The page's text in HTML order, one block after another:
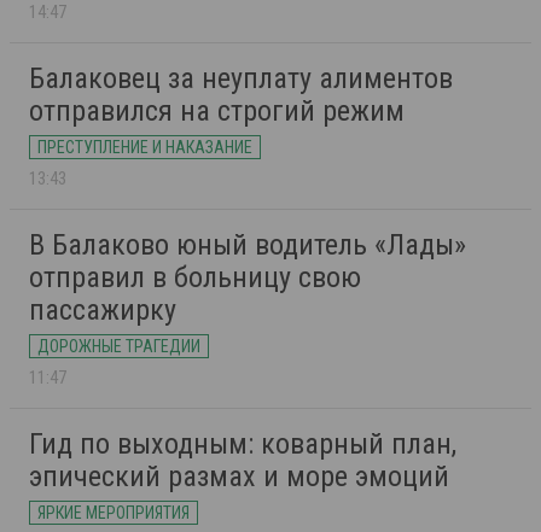
14:47
Балаковец за неуплату алиментов
отправился на строгий режим
ПРЕСТУПЛЕНИЕ И НАКАЗАНИЕ
13:43
В Балаково юный водитель «Лады»
отправил в больницу свою
пассажирку
ДОРОЖНЫЕ ТРАГЕДИИ
11:47
Гид по выходным: коварный план,
эпический размах и море эмоций
ЯРКИЕ МЕРОПРИЯТИЯ